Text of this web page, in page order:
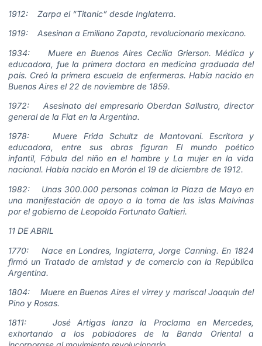
1912: Zarpa el “Titanic” desde Inglaterra.
1919: Asesinan a Emiliano Zapata, revolucionario mexicano.
1934: Muere en Buenos Aires Cecilia Grierson. Médica y
educadora, fue la primera doctora en medicina graduada del
país. Creó la primera escuela de enfermeras. Había nacido en
Buenos Aires el 22 de noviembre de 1859.
1972: Asesinato del empresario Oberdan Sallustro, director
general de la Fiat en la Argentina.
1978: Muere Frida Schultz de Mantovani. Escritora y
educadora, entre sus obras figuran El mundo poético
infantil, Fábula del niño en el hombre y La mujer en la vida
nacional. Había nacido en Morón el 19 de diciembre de 1912.
1982: Unas 300.000 personas colman la Plaza de Mayo en
una manifestación de apoyo a la toma de las islas Malvinas
por el gobierno de Leopoldo Fortunato Galtieri.
11 DE ABRIL
1770: Nace en Londres, Inglaterra, Jorge Canning. En 1824
firmó un Tratado de amistad y de comercio con la República
Argentina.
1804: Muere en Buenos Aires el virrey y mariscal Joaquín del
Pino y Rosas.
1811: José Artigas lanza la Proclama en Mercedes,
exhortando a los pobladores de la Banda Oriental a